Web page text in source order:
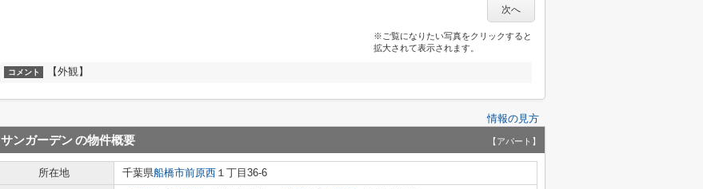
次へ
※ご覧になりたい写真をクリックすると
拡大されて表示されます。
コメント 【外観】
情報の見方
サンガーデンの物件概要 【アパート】
所在地 千葉県船橋市前原西 １丁目36-6